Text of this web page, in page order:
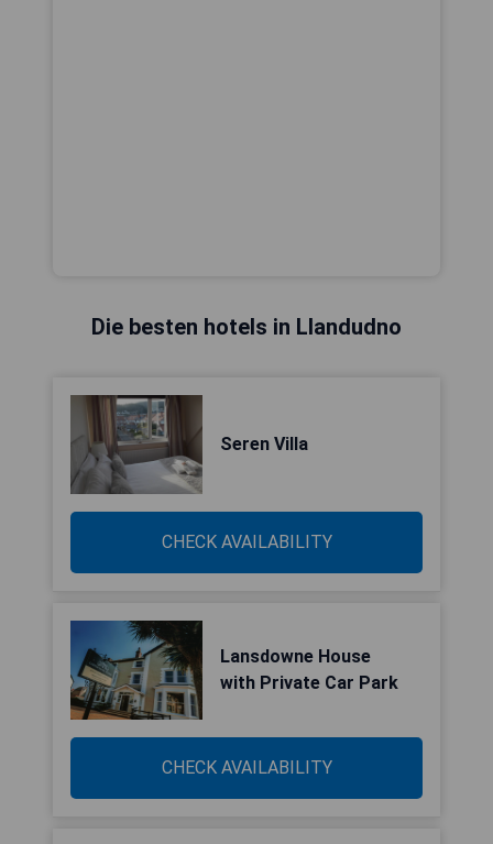
Die besten hotels in Llandudno
Seren Villa
CHECK AVAILABILITY
Lansdowne House
with Private Car Park
CHECK AVAILABILITY